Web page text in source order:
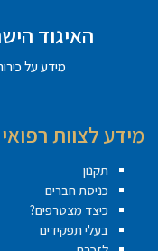
האיגוד
מידע על
מידע לצוות רפואי
תקנון
כניסת חברים
כיצד מצטרפים?
בעלי תפקידים